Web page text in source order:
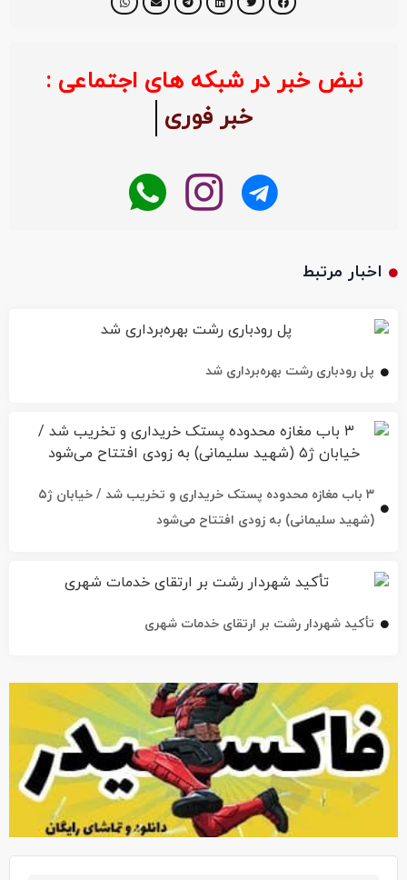
نبض خبر در شبکه های اجتماعی :
خبر فوری
اخبار مرتبط
پل رودباری رشت بهره‌برداری شد
۳ باب مغازه محدوده پستک خریداری و تخریب شد / خیابان ژ۵
(شهید سلیمانی) به زودی افتتاح می‌شود
تأکید شهردار رشت بر ارتقای خدمات شهری